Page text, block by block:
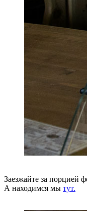
Заезжайте за порцией
А находимся мы тут.